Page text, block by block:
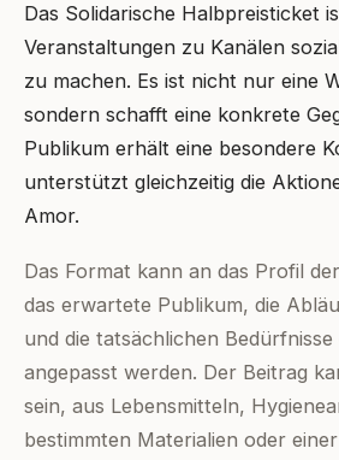
Das Solidarische Halbpreisticket
Veranstaltungen zu Kanälen
zu machen. Es ist nicht nur eine
sondern schafft eine konkrete
Publikum erhält eine besondere
unterstützt gleichzeitig die
Amor.
Das Format kann an das Profil
das erwartete Publikum, die
und die tatsächlichen
angepasst werden. Der Beitrag
sein, aus Lebensmitteln,
bestimmten Materialien oder